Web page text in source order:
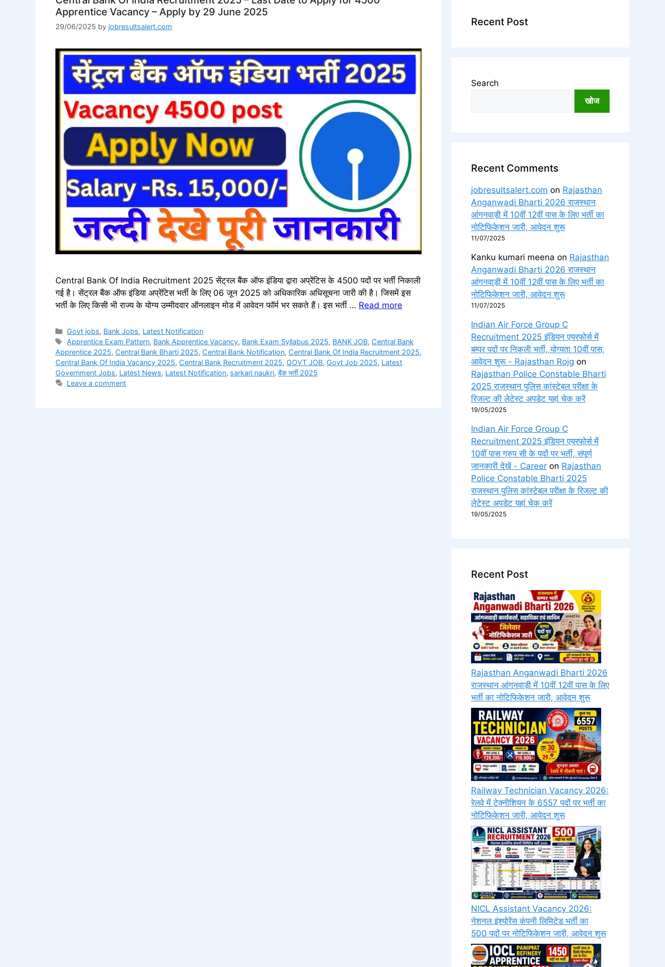
Apprentice Vacancy – Apply by 29 June 2025
29/06/2025 by jobresultsalert.com
Central Bank Of India Recruitment 2025 सेंट्रल बैंक ऑफ इंडिया द्वारा अप्रेंटिस के 4500 पदों पर भर्ती निकाली
गई है। सेंट्रल बैंक ऑफ इंडिया अप्रेंटिस भर्ती के लिए 06 जून 2025 को अधिकारिक अधिसूचना जारी की है। जिसमें इस
भर्ती के लिए किसी भी राज्य के योग्य उम्मीदवार ऑनलाइन मोड में आवेदन फॉर्म भर सकते हैं। इस भर्ती … Read more
Categories
Govt jobs, Bank Jobs, Latest Notification
Tags
Apprentice Exam Pattern, Bank Apprentice Vacancy, Bank Exam Syllabus 2025, BANK JOB, Central Bank
Apprentice 2025, Central Bank Bharti 2025, Central Bank Notification, Central Bank Of India Recruitment 2025,
Central Bank Of India Vacancy 2025, Central Bank Recruitment 2025, GOVT JOB, Govt Job 2025, Latest
Government Jobs, Latest News, Latest Notification, sarkari naukri, बैंक भर्ती 2025
Leave a comment
Recent Post
Search
खोज
Recent Comments
jobresultsalert.com on Rajasthan
Anganwadi Bharti 2026 राजस्थान
आंगनवाड़ी में 10वीं 12वीं पास के लिए भर्ती का
नोटिफिकेशन जारी, आवेदन शुरू
11/07/2025
Kanku kumari meena on Rajasthan
Anganwadi Bharti 2026 राजस्थान
आंगनवाड़ी में 10वीं 12वीं पास के लिए भर्ती का
नोटिफिकेशन जारी, आवेदन शुरू
11/07/2025
Indian Air Force Group C
Recruitment 2025 इंडियन एयरफोर्स में
बम्पर पदों पर निकली भर्ती, योग्यता 10वीं पास,
आवेदन शुरू - Rajasthan Rojg on
Rajasthan Police Constable Bharti
2025 राजस्थान पुलिस कांस्टेबल परीक्षा के
रिजल्ट की लेटेस्ट अपडेट यहां चेक करें
19/05/2025
Indian Air Force Group C
Recruitment 2025 इंडियन एयरफोर्स में
10वीं पास ग्रुप सी के पदों पर भर्ती, संपूर्ण
जानकारी देखें - Career on Rajasthan
Police Constable Bharti 2025
राजस्थान पुलिस कांस्टेबल परीक्षा के रिजल्ट की
लेटेस्ट अपडेट यहां चेक करें
19/05/2025
Recent Post
Rajasthan Anganwadi Bharti 2026
राजस्थान आंगनवाड़ी में 10वीं 12वीं पास के लिए
भर्ती का नोटिफिकेशन जारी, आवेदन शुरू
Railway Technician Vacancy 2026:
रेलवे में टेक्नीशियन के 6557 पदों पर भर्ती का
नोटिफिकेशन जारी, आवेदन शुरू
NICL Assistant Vacancy 2026:
नेशनल इंश्योरेंस कंपनी लिमिटेड भर्ती का
500 पदों पर नोटिफिकेशन जारी, आवेदन शुरू